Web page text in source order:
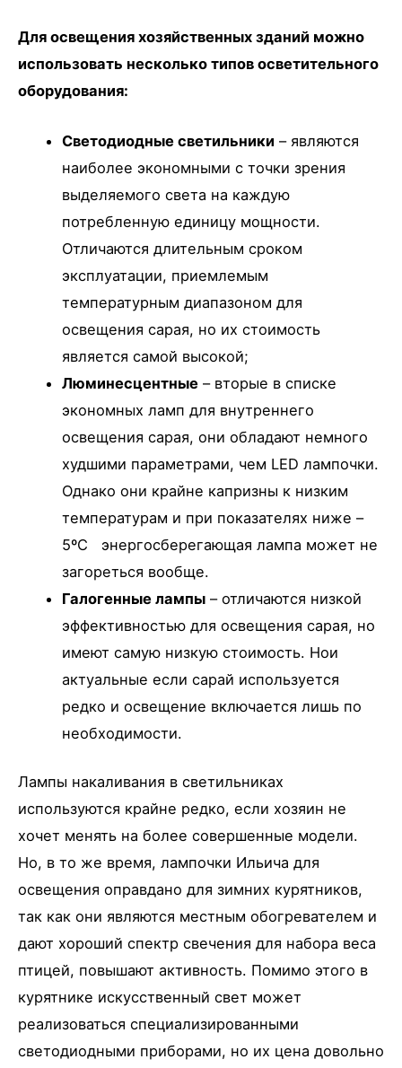
Для освещения хозяйственных зданий можно
использовать несколько типов осветительного
оборудования:
Светодиодные светильники – являются
наиболее экономными с точки зрения
выделяемого света на каждую
потребленную единицу мощности.
Отличаются длительным сроком
эксплуатации, приемлемым
температурным диапазоном для
освещения сарая, но их стоимость
является самой высокой;
Люминесцентные – вторые в списке
экономных ламп для внутреннего
освещения сарая, они обладают немного
худшими параметрами, чем LED лампочки.
Однако они крайне капризны к низким
температурам и при показателях ниже –
5ºС энергосберегающая лампа может не
загореться вообще.
Галогенные лампы – отличаются низкой
эффективностью для освещения сарая, но
имеют самую низкую стоимость. Нои
актуальные если сарай используется
редко и освещение включается лишь по
необходимости.
Лампы накаливания в светильниках
используются крайне редко, если хозяин не
хочет менять на более совершенные модели.
Но, в то же время, лампочки Ильича для
освещения оправдано для зимних курятников,
так как они являются местным обогревателем и
дают хороший спектр свечения для набора веса
птицей, повышают активность. Помимо этого в
курятнике искусственный свет может
реализоваться специализированными
светодиодными приборами, но их цена довольно